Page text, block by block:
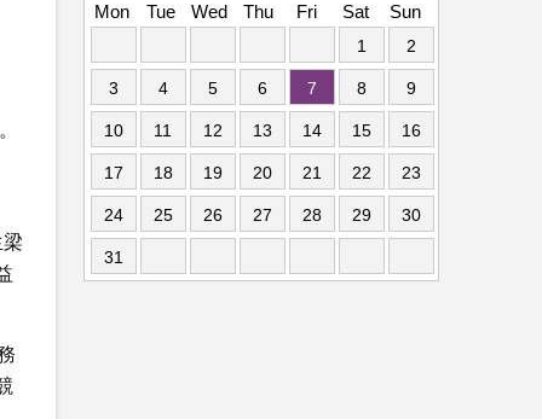
Mon
Tue Wed Thu Fri Sat Sun
1 2
3 4 5 6 7 8 9
10 11 12 13 14 15 16
17 18 19 20 21 22 23
24 25 26 27 28 29 30
31